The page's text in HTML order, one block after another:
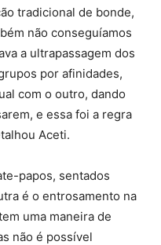
tradicional de bonde,
não conseguíamos
a ultrapassagem dos
por afinidades,
com o outro, dando
e essa foi a regra
Aceti.
papos, sentados
é o entrosamento na
uma maneira de
não é possível